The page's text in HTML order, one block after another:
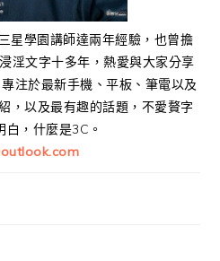
星學園講師達兩年經驗，也曾擔
淫文字十多年，熱愛與大家分享
注於最新手機、平板、筆電以及
，以及最有趣的話題，不愛贅字
，什麼是3C。